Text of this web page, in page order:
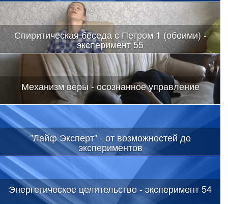
Спиритическая беседа с Петром 1 (обоими) -
эксперимент 55
Механизм веры - осознанное управление
"Лайф Эксперт" - от возможностей до
экспериментов
Энергетическое целительство - эксперимент 54